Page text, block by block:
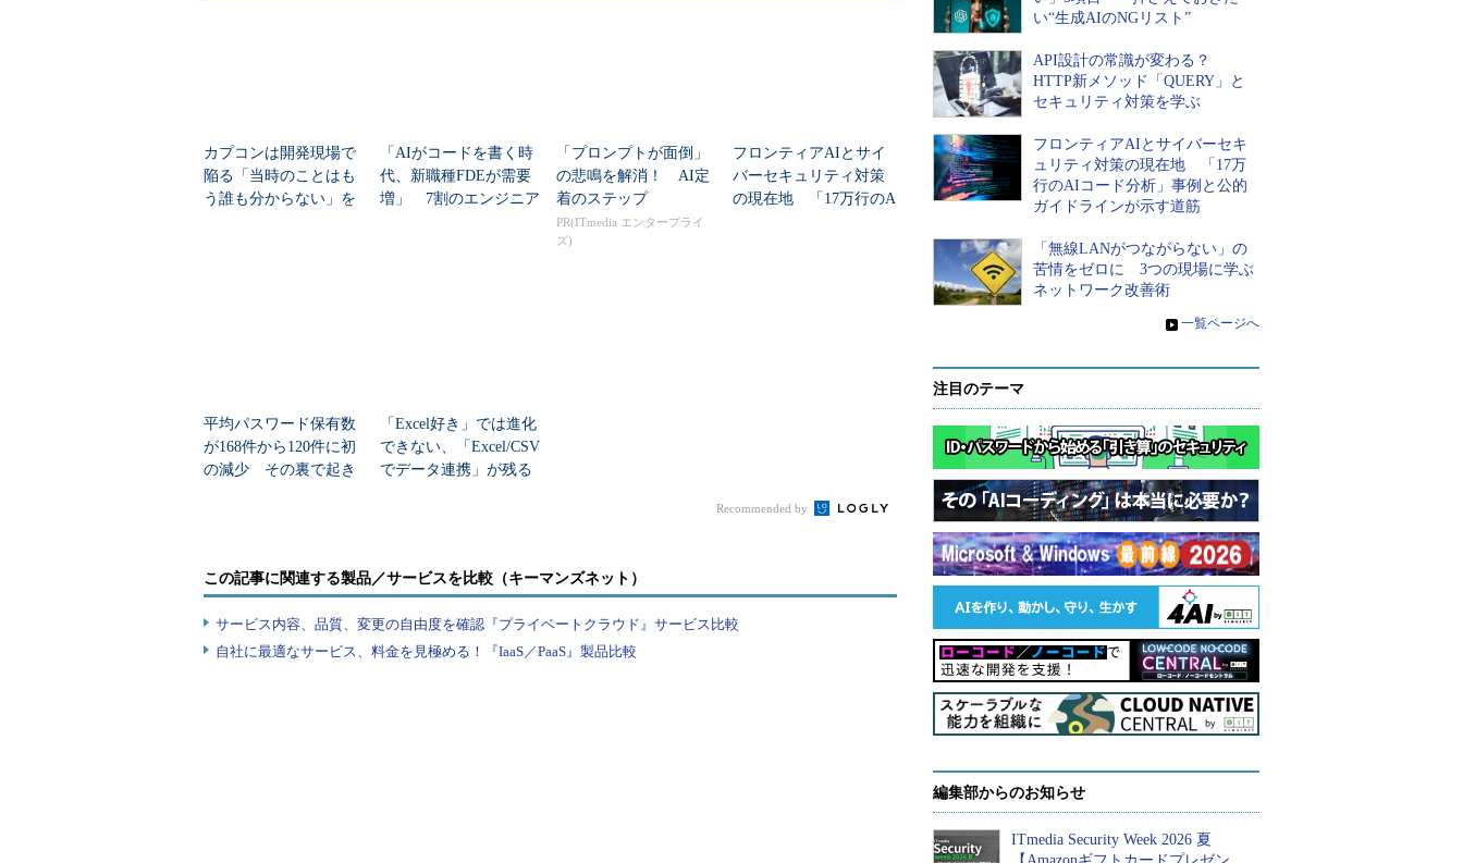
カプコンは開発現場で
陥る「当時のことはも
う誰も分からない」を
「AIがコードを書く時
代、新職種FDEが需要
増」 7割のエンジニア
「プロンプトが面倒」
の悲鳴を解消！ AI定
着のステップ
PR(ITmedia エンタープライ
ズ)
フロンティアAIとサイ
バーセキュリティ対策
の現在地 「17万行のA
平均パスワード保有数
が168件から120件に初
の減少 その裏で起き
「Excel好き」では進化
できない、「Excel/CSV
でデータ連携」が残る
Recommended by
この記事に関連する製品／サービスを比較（キーマンズネット）
サービス内容、品質、変更の自由度を確認『プライベートクラウド』サービス比較
自社に最適なサービス、料金を見極める！『IaaS／PaaS』製品比較
い“生成AIのNGリスト”
API設計の常識が変わる？
HTTP新メソッド「QUERY」と
セキュリティ対策を学ぶ
フロンティアAIとサイバーセキ
ュリティ対策の現在地 「17万
行のAIコード分析」事例と公的
ガイドラインが示す道筋
「無線LANがつながらない」の
苦情をゼロに 3つの現場に学ぶ
ネットワーク改善術
» 一覧ページへ
注目のテーマ
編集部からのお知らせ
ITmedia Security Week 2026 夏